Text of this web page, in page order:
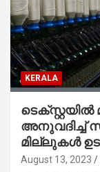
KERALA
ടെക്സ്റ്റയില്‍
അനുവദിച്ച്
മില്ലുകൾ
August 13, 2023